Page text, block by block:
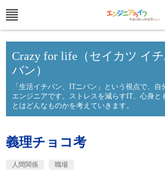
Crazy for life（セイカツ イ
バン）
「生活イチバン、ITニバン」という視点で、
エンジニアです。ストレスを減らすIT、心身
とはどんなものかを考えていきます。
義理チョコ考
人間関係 職場